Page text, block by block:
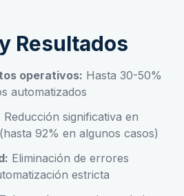
Resultados
operativos: Hasta 30-50%
automatizados
Reducción significativa en
92% en algunos casos)
Eliminación de errores
estricta